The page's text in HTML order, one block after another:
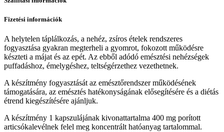
Fizetési információk
A helytelen táplálkozás, a nehéz, zsíros ételek rendszeres
fogyasztása gyakran megterheli a gyomrot, fokozott működésre
készteti a májat és az epét. Az ebből adódó emésztési nehézségek
puffadáshoz, émelygéshez, teltségérzethez vezethetnek.
A készítmény fogyasztását az emésztőrendszer működésének
támogatására, az emésztés hatékonyságának elősegítésére és a diétás
étrend kiegészítésére ajánljuk.
A készítmény 1 kapszulájának kivonattartalma 400 mg porított
articsókalevélnek felel meg koncentrált hatóanyag tartalommal.